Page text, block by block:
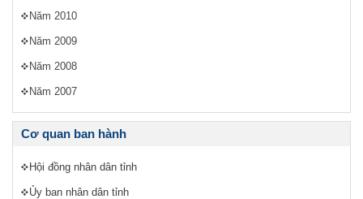
Năm 2010
Năm 2009
Năm 2008
Năm 2007
Cơ quan ban hành
Hội đồng nhân dân tỉnh
Ủy ban nhân dân tỉnh